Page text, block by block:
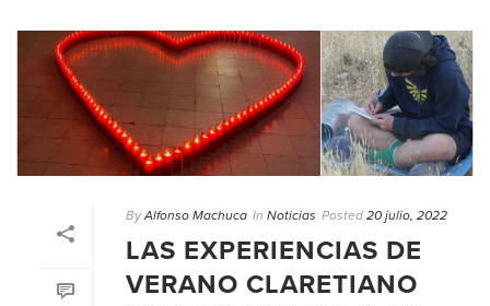
By Alfonso Machuca In Noticias Posted 20 julio, 2022
LAS EXPERIENCIAS DE
VERANO CLARETIANO